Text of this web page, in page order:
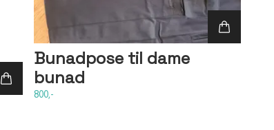
Bunadpose til dame
bunad
800,-